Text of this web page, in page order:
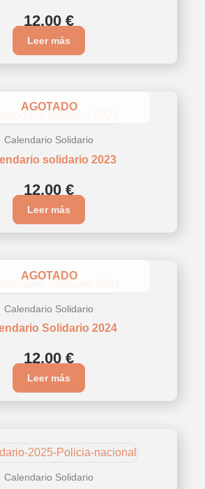
12,00 €
Leer más
AGOTADO
Calendario Solidario
solidario 2023
12,00 €
Leer más
AGOTADO
Calendario Solidario
Solidario 2024
12,00 €
Leer más
Calendario Solidario